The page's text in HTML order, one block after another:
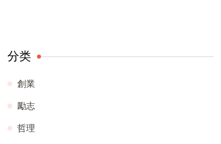
分类
創業
勵志
哲理